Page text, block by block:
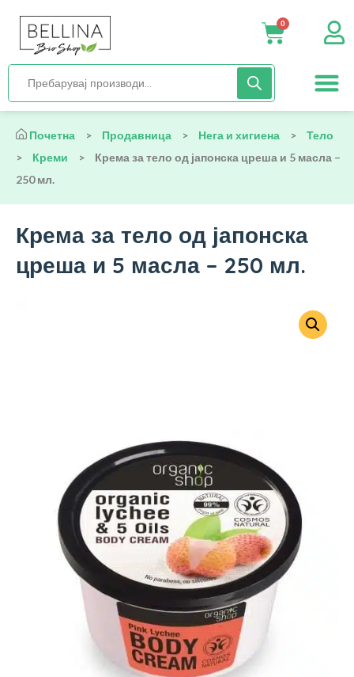
0
Почетна > Продавница > Нега и хигиена >
Тело
>
Креми >
Крема за тело од јапонска цреша и 5 масла –
250 мл.
Крема за тело од јапонска
цреша и 5 масла – 250 мл.